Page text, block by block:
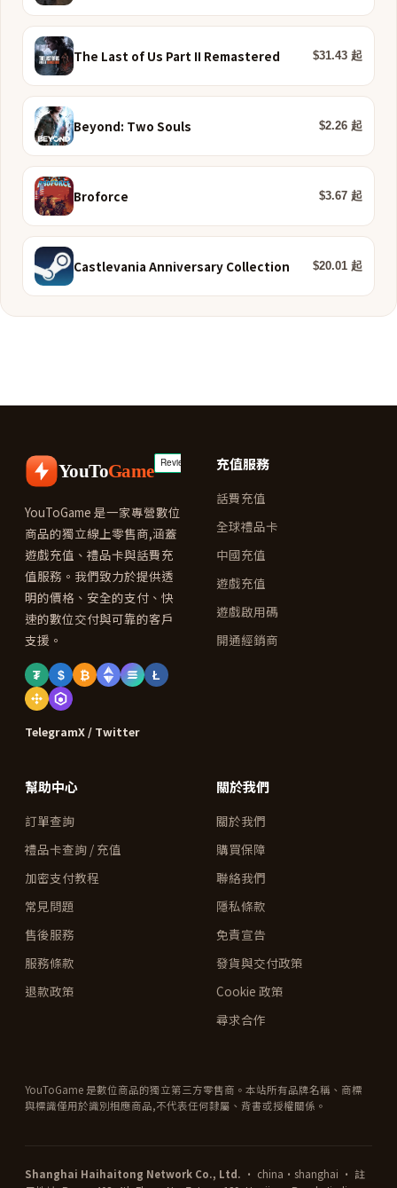
The Last of Us Part II Remastered $31.43 起
Beyond: Two Souls $2.26 起
Broforce $3.67 起
Castlevania Anniversary Collection $20.01 起
YouToGame
YouToGame 是一家專營數位
商品的獨立線上零售商,涵蓋
遊戲充值、禮品卡與話費充
值服務。我們致力於提供透
明的價格、安全的支付、快
速的數位交付與可靠的客戶
支援。
₮ $ ₿ Ł
TelegramX / Twitter
充值服務
話費充值
全球禮品卡
中國充值
遊戲充值
遊戲啟用碼
開通經銷商
幫助中心
訂單查詢
禮品卡查詢 / 充值
加密支付教程
常見問題
售後服務
服務條款
退款政策
關於我們
關於我們
購買保障
聯絡我們
隱私條款
免責宣告
發貨與交付政策
Cookie 政策
尋求合作
YouToGame 是數位商品的獨立第三方零售商。本站所有品牌名稱、商標
與標識僅用於識別相應商品,不代表任何隸屬、背書或授權關係。
Shanghai Haihaitong Network Co., Ltd. · china·shanghai · 註